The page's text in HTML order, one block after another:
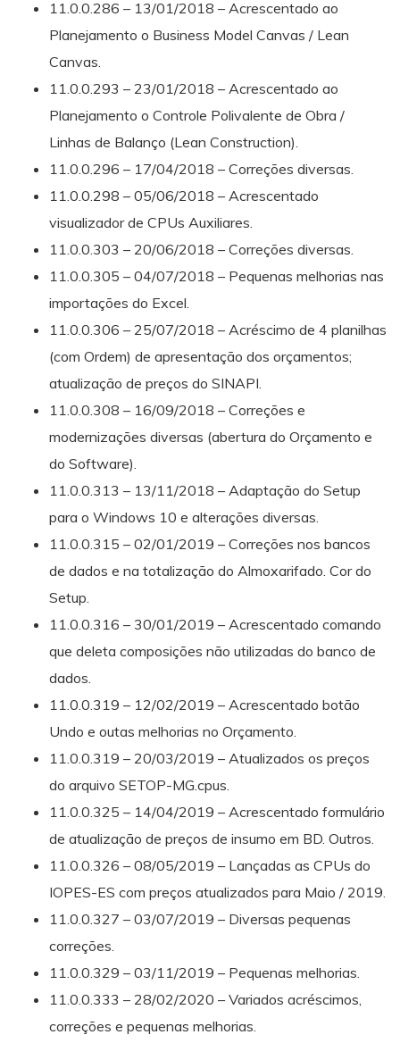
11.0.0.286 – 13/01/2018 – Acrescentado ao
Planejamento o Business Model Canvas / Lean
Canvas.
11.0.0.293 – 23/01/2018 – Acrescentado ao
Planejamento o Controle Polivalente de Obra /
Linhas de Balanço (Lean Construction).
11.0.0.296 – 17/04/2018 – Correções diversas.
11.0.0.298 – 05/06/2018 – Acrescentado
visualizador de CPUs Auxiliares.
11.0.0.303 – 20/06/2018 – Correções diversas.
11.0.0.305 – 04/07/2018 – Pequenas melhorias nas
importações do Excel.
11.0.0.306 – 25/07/2018 – Acréscimo de 4 planilhas
(com Ordem) de apresentação dos orçamentos;
atualização de preços do SINAPI.
11.0.0.308 – 16/09/2018 – Correções e
modernizações diversas (abertura do Orçamento e
do Software).
11.0.0.313 – 13/11/2018 – Adaptação do Setup
para o Windows 10 e alterações diversas.
11.0.0.315 – 02/01/2019 – Correções nos bancos
de dados e na totalização do Almoxarifado. Cor do
Setup.
11.0.0.316 – 30/01/2019 – Acrescentado comando
que deleta composições não utilizadas do banco de
dados.
11.0.0.319 – 12/02/2019 – Acrescentado botão
Undo e outas melhorias no Orçamento.
11.0.0.319 – 20/03/2019 – Atualizados os preços
do arquivo SETOP-MG.cpus.
11.0.0.325 – 14/04/2019 – Acrescentado formulário
de atualização de preços de insumo em BD. Outros.
11.0.0.326 – 08/05/2019 – Lançadas as CPUs do
IOPES-ES com preços atualizados para Maio / 2019.
11.0.0.327 – 03/07/2019 – Diversas pequenas
correções.
11.0.0.329 – 03/11/2019 – Pequenas melhorias.
11.0.0.333 – 28/02/2020 – Variados acréscimos,
correções e pequenas melhorias.